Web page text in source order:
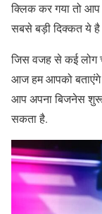
क्लिक कर गया तो
सबसे बड़ी दिक्कत ये
जिस वजह से कई लोग
आज हम आपको बताएंगे
आप अपना बिजनेस
सकता है.